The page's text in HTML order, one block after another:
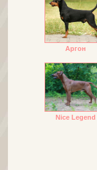
Аргон
Nice Legend